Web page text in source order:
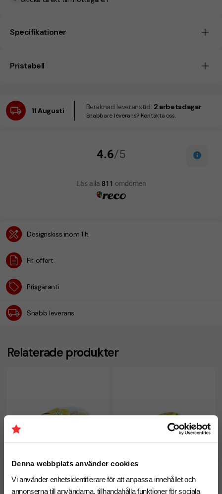
Denna webbplats använder cookies
Vi använder enhetsidentifierare för att anpassa innehållet och
annonserna till användarna, tillhandahålla funktioner för sociala
Specifikationer
Pristabell
11 Augusti Beräknad leveranstid: 2 arbetsdagar
Snabbare leverans? Kontakta oss.
Designskiss inom 1 h
Fri offert
Prisgaranti
Snabb leverans
Relaterade produkter